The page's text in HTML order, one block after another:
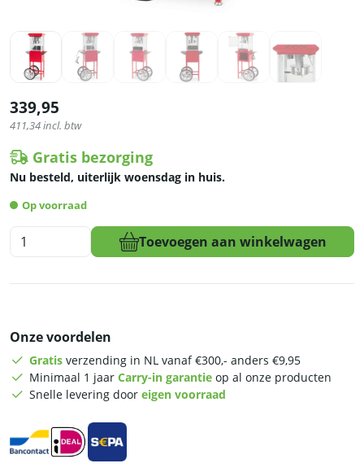
339,95
411,34incl. btw
Gratis bezorging
Nu besteld, uiterlijk woensdag in huis.
Op voorraad
HCB
Popcornmachine
-
rood
230V
Toevoegen aan winkelwagen
Onze voordelen
Gratis verzending in NL vanaf €300,- anders €9,95
Minimaal 1 jaar Carry-in garantie op al onze producten
Snelle levering door eigen voorraad